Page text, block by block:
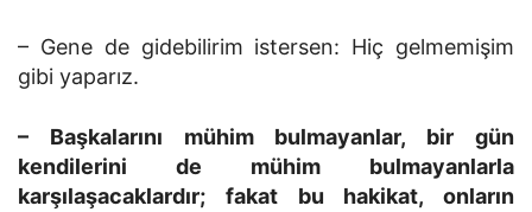
– Gene de gidebilirim istersen: Hiç gelmemişim
gibi yaparız.
– Başkalarını mühim bulmayanlar, bir gün
kendilerini de mühim bulmayanlarla
karşılaşacaklardır; fakat bu hakikat, onların